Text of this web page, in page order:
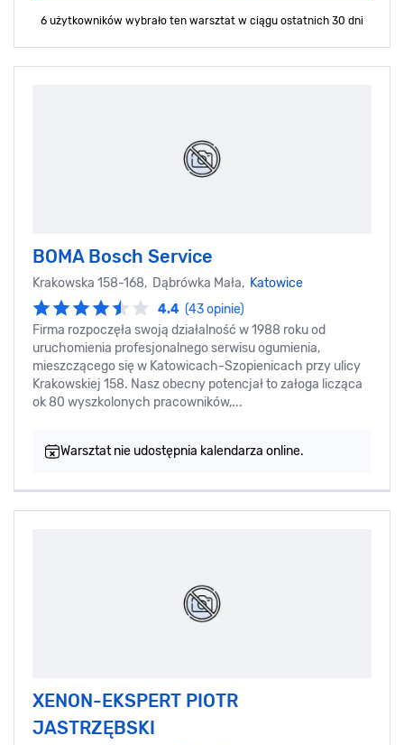
6 użytkowników wybrało ten warsztat w ciągu ostatnich 30 dni
BOMA Bosch Service
Krakowska 158-168, Dąbrówka Mała, Katowice
4.4 (43 opinie)
Firma rozpoczęła swoją działalność w 1988 roku od
uruchomienia profesjonalnego serwisu ogumienia,
mieszczącego się w Katowicach-Szopienicach przy ulicy
Krakowskiej 158. Nasz obecny potencjał to załoga licząca
ok 80 wyszkolonych pracowników,...
Warsztat nie udostępnia kalendarza online.
XENON-EKSPERT PIOTR
JASTRZĘBSKI